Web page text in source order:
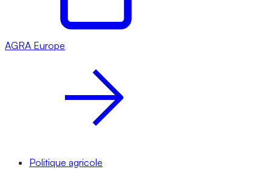
AGRA Europe
Politique agricole